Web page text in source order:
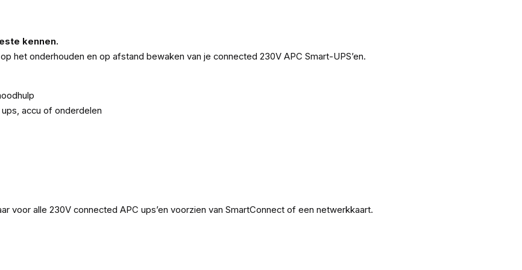
kennen.
het onderhouden en op afstand bewaken van je connected 230V APC Smart-UPS’en.
accu of onderdelen
voor alle 230V connected APC ups’en voorzien van SmartConnect of een netwerkkaart.